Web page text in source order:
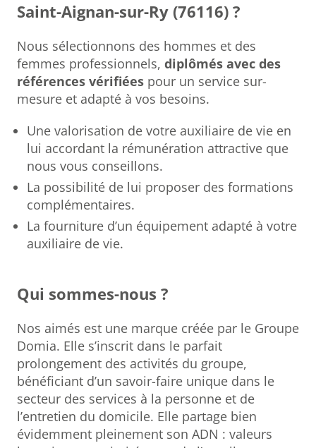
Saint-Aignan-sur-Ry (76116) ?
Nous sélectionnons des hommes et des
femmes professionnels, diplômés avec des
références vérifiéespour un service sur-
mesure et adapté à vos besoins.
Une valorisation de votre auxiliaire de vie en
lui accordant la rémunération attractive que
nous vous conseillons.
La possibilité de lui proposer des formations
complémentaires.
La fourniture d’un équipement adapté à votre
auxiliaire de vie.
Qui sommes-nous ?
Nos aimés est une marque créée par le Groupe
Domia. Elle s’inscrit dans le parfait
prolongement des activités du groupe,
bénéficiant d’un savoir-faire unique dans le
secteur des services à la personne et de
l’entretien du domicile. Elle partage bien
évidemment pleinement son ADN : valeurs